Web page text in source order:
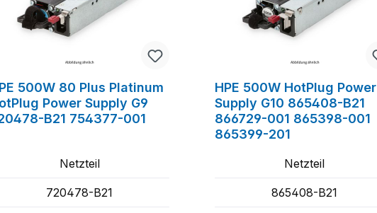
500W 80 Plus Platinum
Power Supply G9
B21 754377-001
Netzteil
720478-B21
HPE 500W HotPlug Power
Supply G10 865408-B21
866729-001 865398-001
865399-201
Netzteil
865408-B21